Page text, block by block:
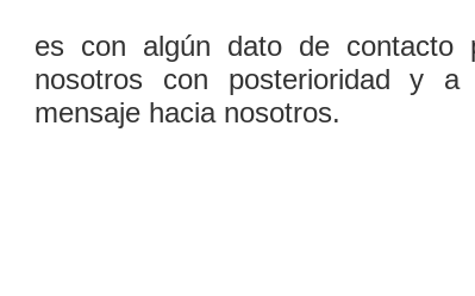
es con algún dato de contacto
nosotros con posterioridad y a
mensaje hacia nosotros.